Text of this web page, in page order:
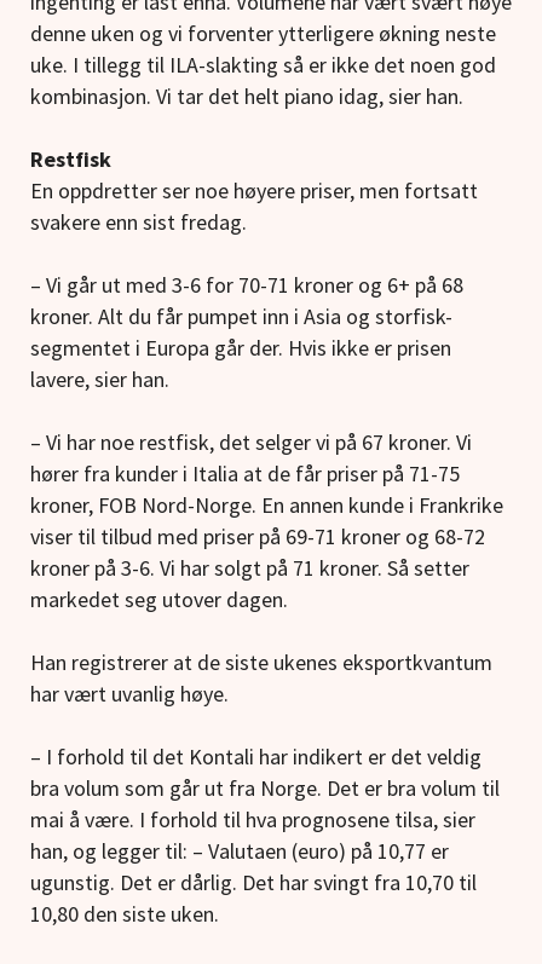
denne uken og vi forventer ytterligere økning neste
uke. I tillegg til ILA-slakting så er ikke det noen god
kombinasjon. Vi tar det helt piano idag, sier han.
Restfisk
En oppdretter ser noe høyere priser, men fortsatt
svakere enn sist fredag.
– Vi går ut med 3-6 for 70-71 kroner og 6+ på 68
kroner. Alt du får pumpet inn i Asia og storfisk-
segmentet i Europa går der. Hvis ikke er prisen
lavere, sier han.
– Vi har noe restfisk, det selger vi på 67 kroner. Vi
hører fra kunder i Italia at de får priser på 71-75
kroner, FOB Nord-Norge. En annen kunde i Frankrike
viser til tilbud med priser på 69-71 kroner og 68-72
kroner på 3-6. Vi har solgt på 71 kroner. Så setter
markedet seg utover dagen.
Han registrerer at de siste ukenes eksportkvantum
har vært uvanlig høye.
– I forhold til det Kontali har indikert er det veldig
bra volum som går ut fra Norge. Det er bra volum til
mai å være. I forhold til hva prognosene tilsa, sier
han, og legger til: – Valutaen (euro) på 10,77 er
ugunstig. Det er dårlig. Det har svingt fra 10,70 til
10,80 den siste uken.